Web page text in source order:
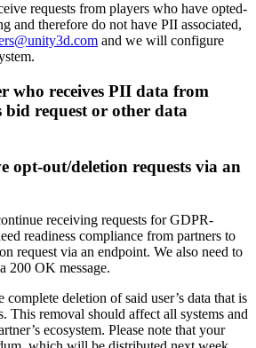
requests from players who have opted-
and therefore do not have PII associated,
and we will configure
who receives PII data from
request or other data
opt-out/deletion requests via an
receiving requests for GDPR-
readiness compliance from partners to
request via an endpoint. We also need to
200 OK message.
deletion of said user’s data that is
This removal should affect all systems and
ecosystem. Please note that your